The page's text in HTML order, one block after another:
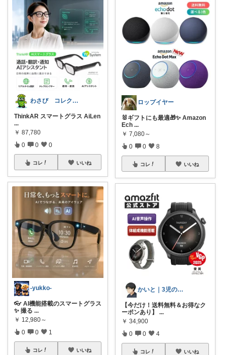
わさび コレクションもご利用ください
ThinkAR スマートグラス AiLen
...
￥ 87,780
0 0 0
コレ いいね
-yukko-
👓 AI機能搭載のスマートグラス
✨ 撮る ...
￥ 12,980～
0 0 1
コレ いいね
ロップイヤー
🐰ギフトにも最適🎁✨ Amazon
Ech ...
￥ 7,080～
0 0 8
コレ いいね
かいと｜3児の父・お買い得商品分析のプロ
【今だけ！送料無料＆お得なク
ーポンあり】 ...
￥ 34,900
0 0 4
コレ いいね